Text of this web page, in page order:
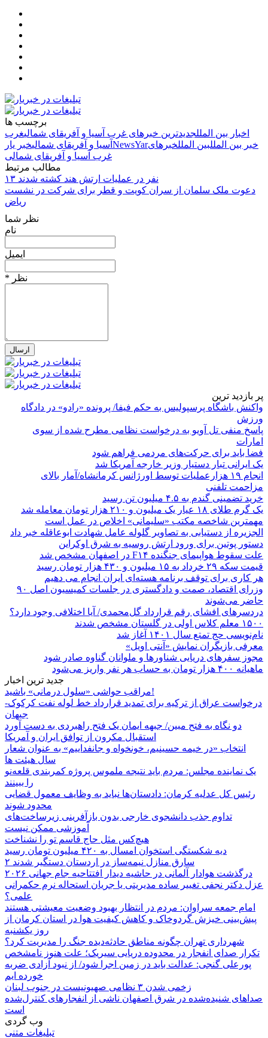
برچسب ها
اخبار بین المللجدیدترین خبرهای غرب آسیا و آفریقای شمالیغرب
آسیا و آفریقای شمالیخبر یار NewsYar خبر بین المللبین المللخبرهای
غرب آسیا و آفریقای شمالی
مطالب مرتبط
۱۳ نفر در عملیات ارتش هند کشته شدند
دعوت ملک سلمان از سران کویت و قطر برای شرکت در نشست
ریاض
نظر شما
نام
ایمیل
* نظر
پر بازدید ترین
واکنش باشگاه پرسپولیس به حکم فیفا/ پرونده «رادو» در دادگاه
ورزش
پاسخ منفی تل آویو به درخواست نظامی مطرح شده از سوی
امارات
فضا باید برای حرکت‌های مردمی فراهم شود
یک ایرانی تبار دستیار وزیر خارجه آمریکا شد
انجام ۱۹ هزارعملیات توسط اورژانس کرمانشاه/آمار بالای
مزاحمت تلفنی
خرید تضمینی گندم به ۴.۵ میلیون تن رسید
یک گرم طلای ۱۸ عیار یک میلیون و ۲۱۰ هزار تومان معامله شد
مهمترین شاخصه مکتب «سلیمانی» اخلاص در عمل است
الجزیره از دستیابی به تصاویر گلوله عامل شهادت ابوعاقله خبر داد
دستور پوتین برای ورود ارتش روسیه به شرق اوکراین
علت سقوط هواپیمای جنگنده F۱۴ در اصفهان مشخص شد
قیمت سکه ۲۹ خرداد به ۱۵ میلیون و ۴۳۰ هزار تومان رسید
هر کاری برای توقف برنامه هسته‌ای ایران انجام می دهیم
وزرای اقتصاد، صمت و دادگستری در جلسات کمیسیون اصل ۹۰
حاضر می‌شوند
دردسرهای افشای رقم قرارداد گل‌محمدی/ آیا اختلافی وجود دارد؟
۱۵۰۰ معلم کلاس اولی در گلستان مشخص شدند
نام‌نویسی حج تمتع سال ۱۴۰۱ آغاز شد
معرفی بازیگران نمایش «آنتی اویل»
مجوز سفرهای دریایی شناورها و ملوانان گناوه صادر شود
ماهیانه ۴۰۰ هزار تومان به حساب هر نفر واریز می‌شود
جدید ترین اخبار
مراقب حواشی «سلول درمانی» باشید!
درخواست عراق از ترکیه برای تمدید قرارداد خط لوله نفت کرکوک-
جیهان
دو نگاه به فتح مبین/ جبهه ایمان یک فتح راهبردی به دست آورد
استقبال مکرون از توافق ایران و آمریکا
انتخاب «در خیمه حسینیم، خونخواه و جانفداییم» به عنوان شعار
سال هیئت ها
یک نماینده مجلس: مردم باید نتیجه ملموس پروژه کمربندی قلعه‌نو
را ببینند
رئیس کل عدلیه کرمان: دادستان‌ها نباید به وظایف معمول قضایی
محدود شوند
تداوم جذب دانشجوی خارجی بدون بازآفرینی زیرساخت‌های
آموزشی ممکن نیست
هیچ‌کس مثل حاج قاسم تو را نشناخت
دیه شکستگی استخوان امسال به ۴۲۰ میلیون تومان رسید
۲ سارق منازل نیمه‌ساز در اردستان دستگیر شدند
درگذشت هوادار آلمانی در حاشیه دیدار افتتاحیه جام جهانی ۲۰۲۶
عزل دکتر نجفی تغییر ساده مدیریتی یا جریان استحاله نرم حکمرانی
علمی؟
امام جمعه سراوان: مردم در انتظار بهبود وضعیت معیشتی هستند
پیش‌بینی خیزش گردوخاک و کاهش کیفیت هوا در استان کرمان از
روز یکشنبه
شهرداری تهران چگونه مناطق حادثه‌دیده جنگ را مدیریت کرد؟
تکرار صدای انفجار در محدوده دریایی سیریک؛ علت هنوز نامشخص
پورعلی گنجی: عدالت باید در زمین اجرا شود/ از نبود آزادی ضربه
خورده ایم
زخمی شدن ۳ نظامی صهیونیست در جنوب لبنان
صداهای شنیده‌شده در شرق اصفهان ناشی از انفجارهای کنترل‌شده
است
وب گردی
تبلیغات متنی